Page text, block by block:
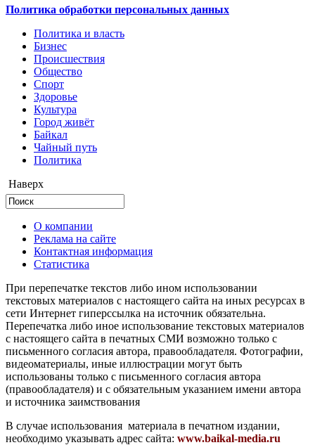
Политика обработки персональных данных
Политика и власть
Бизнес
Происшествия
Общество
Cпорт
Здоровье
Культура
Город живёт
Байкал
Чайный путь
Политика
Наверх
О компании
Реклама на сайте
Контактная информация
Статистика
При перепечатке текстов либо ином использовании
текстовых материалов с настоящего сайта на иных ресурсах в
сети Интернет гиперссылка на источник обязательна.
Перепечатка либо иное использование текстовых материалов
с настоящего сайта в печатных СМИ возможно только с
письменного согласия автора, правообладателя. Фотографии,
видеоматериалы, иные иллюстрации могут быть
использованы только с письменного согласия автора
(правообладателя) и с обязательным указанием имени автора
и источника заимствования
В случае использования материала в печатном издании,
необходимо указывать адрес сайта: www.baikal-media.ru